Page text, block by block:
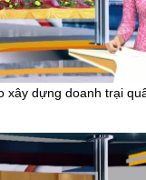
xây dựng doanh trại